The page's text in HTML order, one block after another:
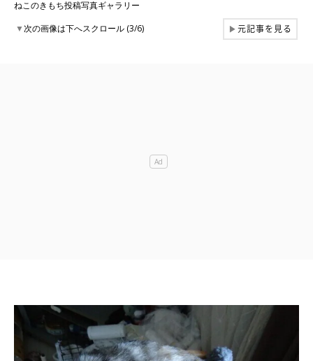
ねこのきもち投稿写真ギャラリー
▼次の画像は下へスクロール (3/6) ▶元記事を見る